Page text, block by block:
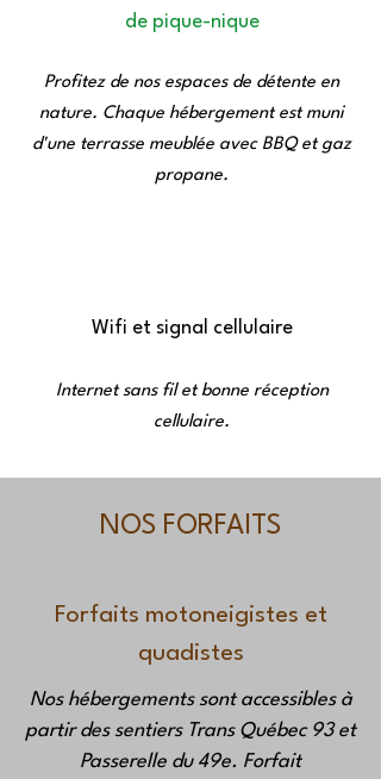
de pique-nique
Profitez de nos espaces de détente en
nature. Chaque hébergement est muni
d'une terrasse meublée avec BBQ et gaz
propane.
Wifi et signal cellulaire
Internet sans fil et bonne réception
cellulaire.
NOS FORFAITS
Forfaits motoneigistes et
quadistes
Nos hébergements sont accessibles à
partir des sentiers Trans Québec 93 et
Passerelle du 49e. Forfait